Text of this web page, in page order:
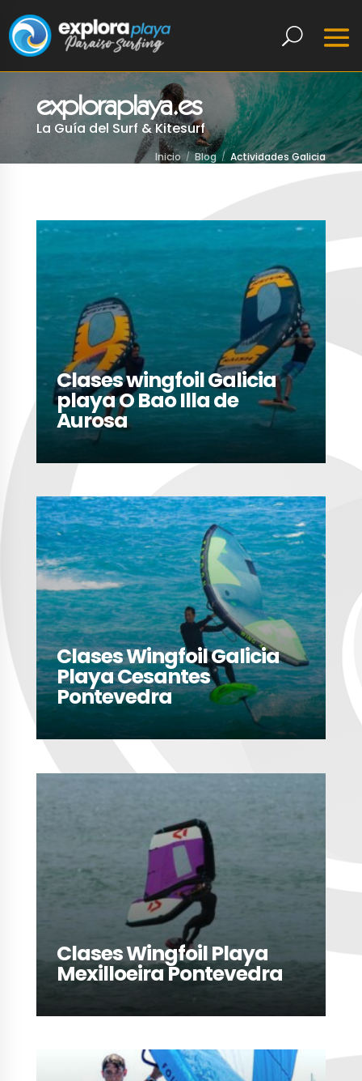
exploraplaya.es
La Guía del Surf & Kitesurf
Inicio Blog Actividades Galicia
Clases wingfoil Galicia
playa O Bao Illa de
Aurosa
LEER MÁS
Clases Wingfoil Galicia
Playa Cesantes
Pontevedra
LEER MÁS
Clases Wingfoil Playa
Mexilloeira Pontevedra